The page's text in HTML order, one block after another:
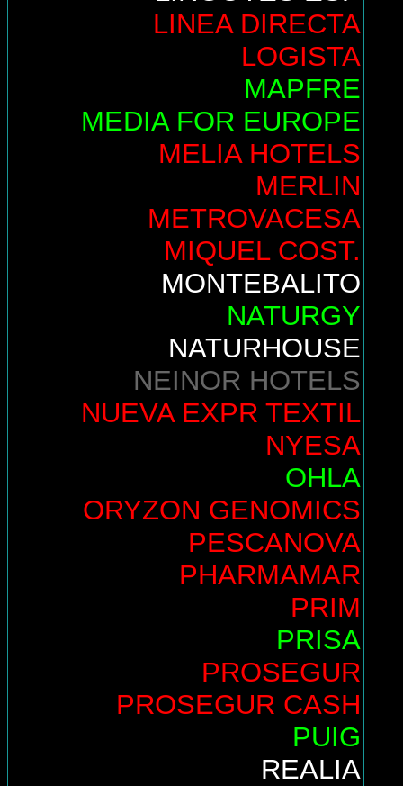
LINEA DIRECTA
LOGISTA
MAPFRE
MEDIA FOR EUROPE
MELIA HOTELS
MERLIN
METROVACESA
MIQUEL COST.
MONTEBALITO
NATURGY
NATURHOUSE
NEINOR HOTELS
NUEVA EXPR TEXTIL
NYESA
OHLA
ORYZON GENOMICS
PESCANOVA
PHARMAMAR
PRIM
PRISA
PROSEGUR
PROSEGUR CASH
PUIG
REALIA